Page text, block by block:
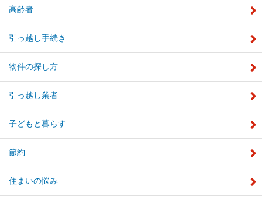
高齢者
引っ越し手続き
物件の探し方
引っ越し業者
子どもと暮らす
節約
住まいの悩み